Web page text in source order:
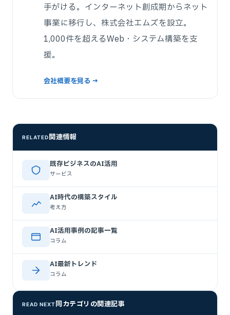
手がける。インターネット創成期からネット
事業に移行し、株式会社エムズを設立。
1,000件を超えるWeb・システム構築を支
援。
会社概要を見る →
RELATED関連情報
既存ビジネスのAI活用
サービス
AI時代の構築スタイル
考え方
AI活用事例の記事一覧
コラム
AI最新トレンド
コラム
READ NEXT同カテゴリの関連記事